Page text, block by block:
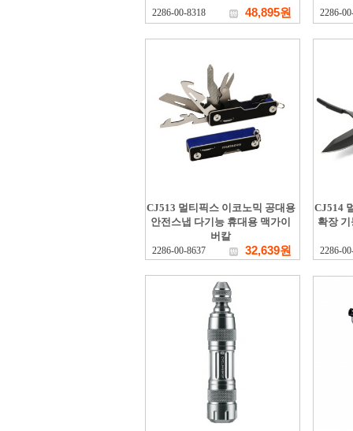
2286-00-8318 48,895원 2286-
CJ513 멀티픽스 이코노믹 공대용
안전스냅 다기능 휴대용 맥가이
버칼
2286-00-8637 32,639원
CJ514
확장
2286-